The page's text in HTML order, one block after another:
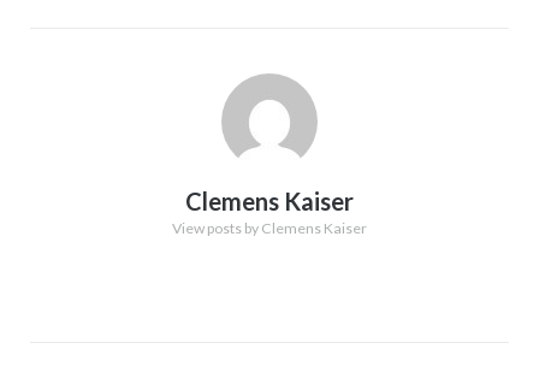
Clemens Kaiser
View posts by Clemens Kaiser